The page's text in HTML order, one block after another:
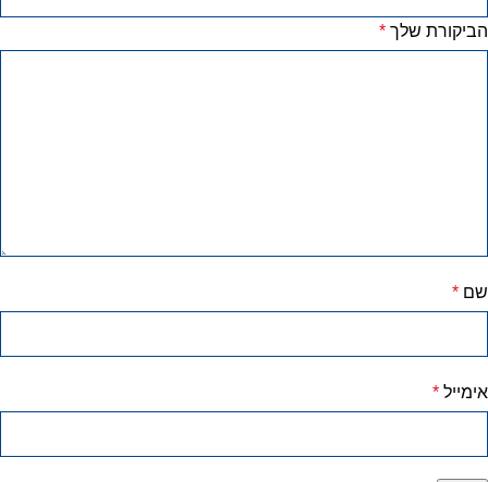
הביקורת שלך *
שם *
אימייל *